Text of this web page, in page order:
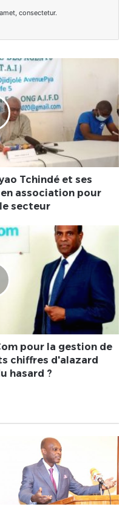
consectetur.
Tchindé et ses
association pour
secteur
pour la gestion de
chiffres d'alazard
hasard ?